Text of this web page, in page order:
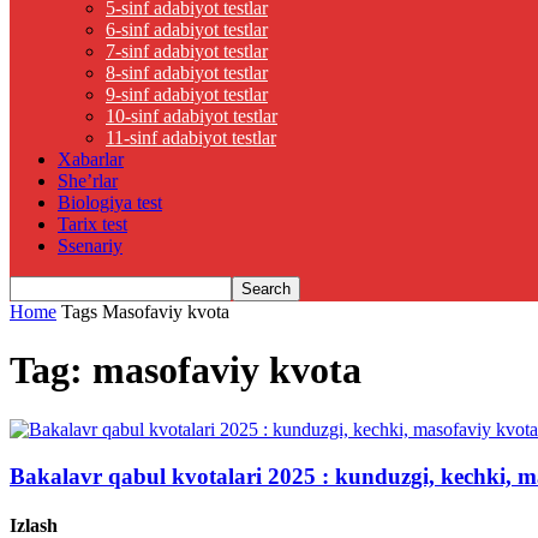
5-sinf adabiyot testlar
6-sinf adabiyot testlar
7-sinf adabiyot testlar
8-sinf adabiyot testlar
9-sinf adabiyot testlar
10-sinf adabiyot testlar
11-sinf adabiyot testlar
Xabarlar
She’rlar
Biologiya test
Tarix test
Ssenariy
Home Tags Masofaviy kvota
Tag: masofaviy kvota
Bakalavr qabul kvotalari 2025 : kunduzgi, kechki,
Izlash